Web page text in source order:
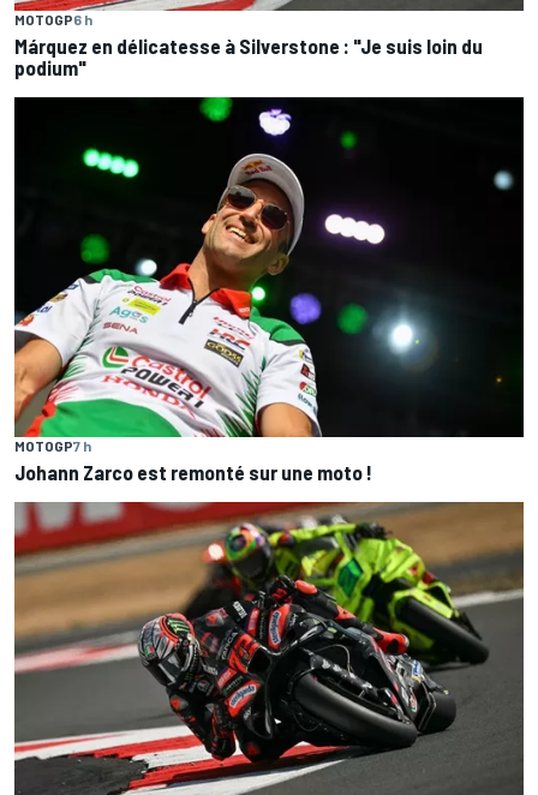
MOTOGP6 h
Márquez en délicatesse à Silverstone : "Je suis loin du
podium"
MOTOGP7 h
Johann Zarco est remonté sur une moto !